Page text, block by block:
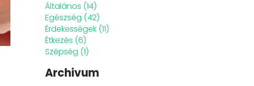
Általános (14)
Egészség (42)
Érdekességek (11)
Étkezés (6)
Szépség (1)
Archivum